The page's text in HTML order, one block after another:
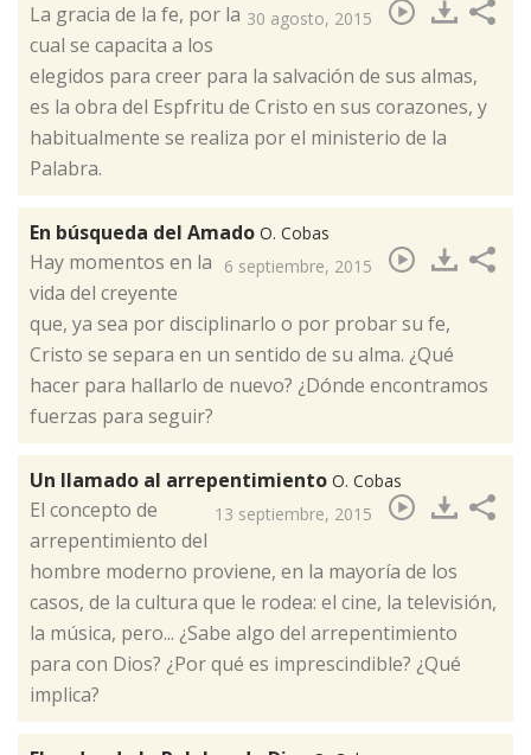
30 agosto, 2015
​La gracia de la fe, por la
cual se capacita a los
elegidos para creer para la salvación de sus almas,
es la obra del Espfritu de Cristo en sus corazones, y
habitualmente se realiza por el ministerio de la
Palabra.
En búsqueda del Amado O. Cobas
6 septiembre, 2015
Hay momentos en la
vida del creyente
que, ya sea por disciplinarlo o por probar su fe,
Cristo se separa en un sentido de su alma. ¿Qué
hacer para hallarlo de nuevo? ¿Dónde encontramos
fuerzas para seguir?
Un llamado al arrepentimiento O. Cobas
13 septiembre, 2015
​El concepto de
arrepentimiento del
hombre moderno proviene, en la mayoría de los
casos, de la cultura que le rodea: el cine, la televisión,
la música, pero... ¿Sabe algo del arrepentimiento
para con Dios? ¿Por qué es imprescindible? ¿Qué
implica?